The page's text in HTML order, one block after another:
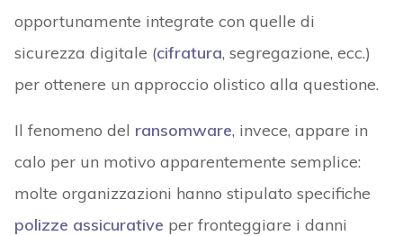
opportunamente integrate con quelle di
sicurezza digitale (cifratura, segregazione, ecc.)
per ottenere un approccio olistico alla questione.
Il fenomeno del ransomware, invece, appare in
calo per un motivo apparentemente semplice:
molte organizzazioni hanno stipulato specifiche
polizze assicurative per fronteggiare i danni